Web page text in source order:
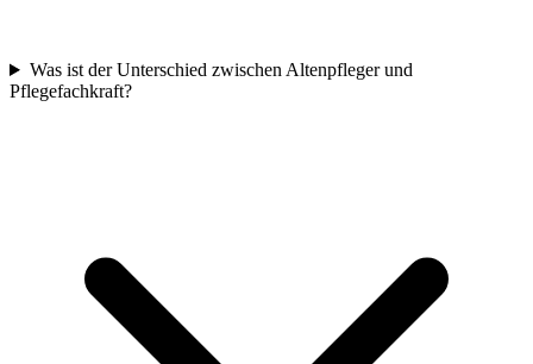
Was ist der Unterschied zwischen Altenpfleger und
Pflegefachkraft?